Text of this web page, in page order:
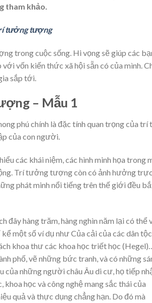
tham khảo.
tưởng tượng
trong cuộc sống. Hi vọng sẽ giúp các
vốn kiến thức xã hội sẵn có của mình.
sắp tới.
– Mẫu 1
phú chính là đặc tính quan trọng của trí
của con người.
các khái niệm, các hình minh họa trong
Trí tưởng tượng còn có ảnh hưởng trực
phát minh nổi tiếng trên thế giới đều
đây hàng trăm, hàng nghìn năm lại có thể
một số ví dụ như Của cải của các dân
khoa thư các khoa học triết học (Hegel)…
phố, vẽ những bức tranh, và có những
những người châu Âu di cư, họ tiếp
học và công nghệ mang sắc thái của
quả và thực dụng chẳng hạn. Do đó mà